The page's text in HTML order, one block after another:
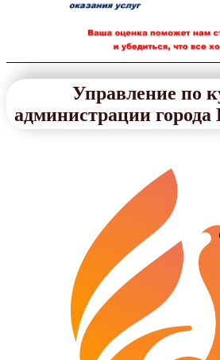
Управление по
администрации города